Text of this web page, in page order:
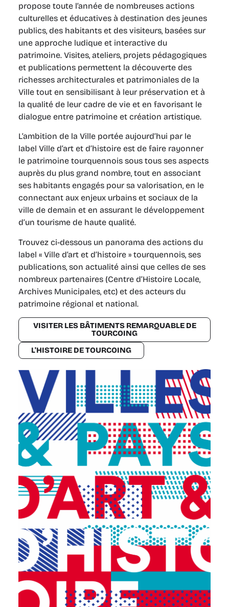
propose toute l’année de nombreuses actions
culturelles et éducatives à destination des jeunes
publics, des habitants et des visiteurs, basées sur
une approche ludique et interactive du
patrimoine. Visites, ateliers, projets pédagogiques
et publications permettent la découverte des
richesses architecturales et patrimoniales de la
Ville tout en sensibilisant à leur préservation et à
la qualité de leur cadre de vie et en favorisant le
dialogue entre patrimoine et création artistique.
L’ambition de la Ville portée aujourd’hui par le
label Ville d’art et d’histoire est de faire rayonner
le patrimoine tourquennois sous tous ses aspects
auprès du plus grand nombre, tout en associant
ses habitants engagés pour sa valorisation, en le
connectant aux enjeux urbains et sociaux de la
ville de demain et en assurant le développement
d’un tourisme de haute qualité.
Trouvez ci-dessous un panorama des actions du
label « Ville d’art et d’histoire » tourquennois, ses
publications, son actualité ainsi que celles de ses
nombreux partenaires (Centre d’Histoire Locale,
Archives Municipales, etc) et des acteurs du
patrimoine régional et national.
VISITER LES BÂTIMENTS REMARQUABLE DE
TOURCOING
L'HISTOIRE DE TOURCOING